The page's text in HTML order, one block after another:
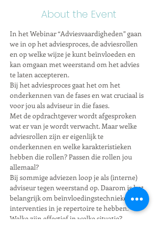
About the Event
In het Webinar “Adviesvaardigheden” gaan
we in op het adviesproces, de adviesrollen
en op welke wijze je kunt beïnvloeden en
kan omgaan met weerstand om het advies
te laten accepteren.
Bij het adviesproces gaat het om het
onderkennen van de fases en wat cruciaal is
voor jou als adviseur in die fases.
Met de opdrachtgever wordt afgesproken
wat er van je wordt verwacht. Maar welke
adviesrollen zijn er eigenlijk te
onderkennen en welke karakteristieken
hebben die rollen? Passen die rollen jou
allemaal?
Bij sommige adviezen loop je als (interne)
adviseur tegen weerstand op. Daarom is het
belangrijk om beïnvloedingstechnieken en
interventies in je repertoire te hebben.
Welke zijn effectief in welke situatie?